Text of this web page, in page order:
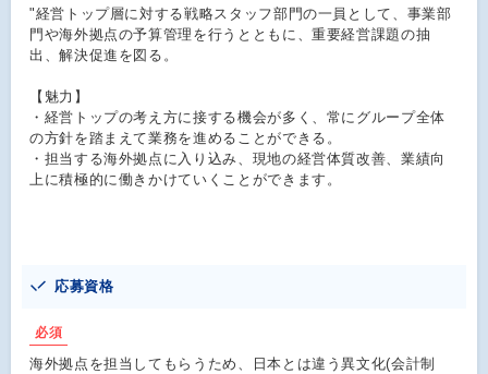
"経営トップ層に対する戦略スタッフ部門の一員として、事業部
門や海外拠点の予算管理を行うとともに、重要経営課題の抽
出、解決促進を図る。
【魅力】
・経営トップの考え方に接する機会が多く、常にグループ全体
の方針を踏まえて業務を進めることができる。
・担当する海外拠点に入り込み、現地の経営体質改善、業績向
上に積極的に働きかけていくことができます。
応募資格
必須
海外拠点を担当してもらうため、日本とは違う異文化(会計制